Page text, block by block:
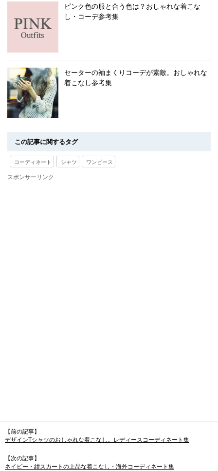
ピンク色の服と合う色は？おしゃれな着こな
し・コーデ参考集
セーターの袖まくりコーデが素敵。おしゃれな
着こなし参考集
この記事に関するタグ
コーディネート シャツ ワンピース
スポンサーリンク
【前の記事】
デザインTシャツのおしゃれな着こなし。レディースコーディネート集
【次の記事】
ネイビー・紺スカートの上品な着こなし・海外コーディネート集